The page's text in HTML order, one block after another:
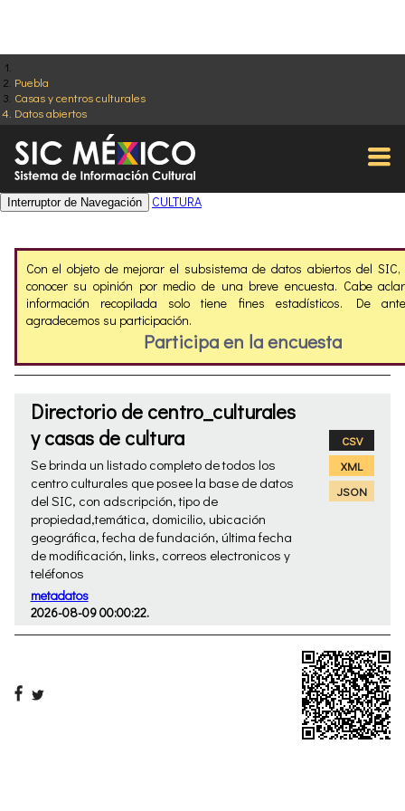
Puebla
Casas y centros culturales
Datos abiertos
Interruptor de Navegación CULTURA
Con el objeto de mejorar el subsistema de datos abiertos del SIC,
conocer su opinión por medio de una breve encuesta. Cabe
información recopilada solo tiene fines estadísticos. De
agradecemos su participación.
Participa en la encuesta
Directorio de centro_culturales
y casas de cultura
Se brinda un listado completo de todos los
centro culturales que posee la base de datos
del SIC, con adscripción, tipo de
propiedad,temática, domicilio, ubicación
geográfica, fecha de fundación, última fecha
de modificación, links, correos electronicos y
teléfonos
metadatos
2026-08-09 00:00:22.
CSV
XML
JSON